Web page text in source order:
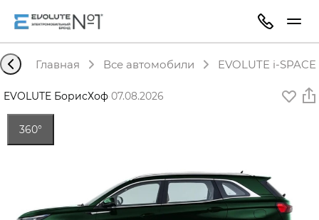
Главная Все автомобили EVOLUTE i-
EVOLUTE БорисХоф·07.08.2026
360°